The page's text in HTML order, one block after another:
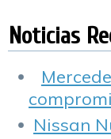
Noticias
Nissan